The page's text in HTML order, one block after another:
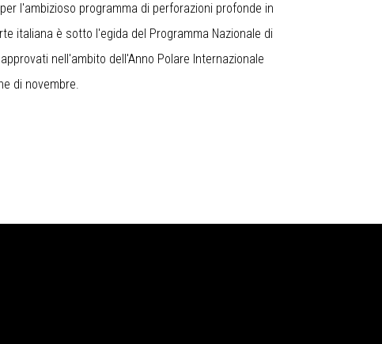
l'ambizioso programma di perforazioni profonde in
italiana è sotto l'egida del Programma Nazionale di
nell'ambito dell'Anno Polare Internazionale
di novembre.